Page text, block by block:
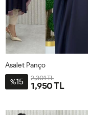
BDN-
Asalet Panço
%15 2,301 TL
1,950 TL